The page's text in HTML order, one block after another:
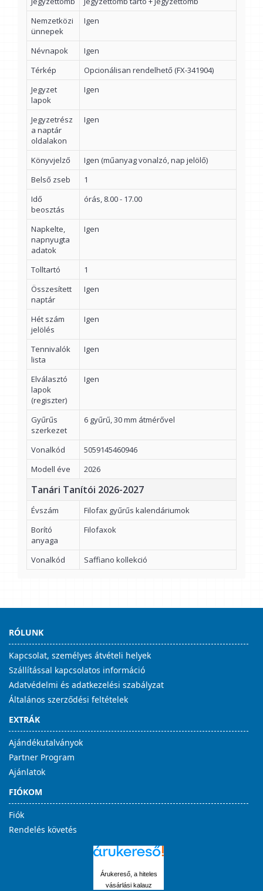
Nemzetközi
ünnepek
Igen
Névnapok
Igen
Térkép
Opcionálisan rendelhető (FX-341904)
Jegyzet
lapok
Igen
Jegyzetrész
a naptár
oldalakon
Igen
Könyvjelző
Igen (műanyag vonalzó, nap jelölő)
Belső zseb
1
Idő
beosztás
órás, 8.00 - 17.00
Napkelte,
napnyugta
adatok
Igen
Tolltartó
1
Összesített
naptár
Igen
Hét szám
jelölés
Igen
Tennivalók
lista
Igen
Elválasztó
lapok
(regiszter)
Igen
Gyűrűs
szerkezet
6 gyűrű, 30 mm átmérővel
Vonalkód
5059145460946
Modell éve
2026
Tanári Tanítói 2026-2027
Évszám
Filofax gyűrűs kalendáriumok
Borító
anyaga
Filofaxok
Vonalkód Saffiano kollekció
RÓLUNK
Kapcsolat, személyes átvételi helyek
Szállítással kapcsolatos információ
Adatvédelmi és adatkezelési szabályzat
Általános szerződési feltételek
EXTRÁK
Ajándékutalványok
Partner Program
Ajánlatok
FIÓKOM
Fiók
Rendelés követés
Árukereső, a hiteles
vásárlási kalauz